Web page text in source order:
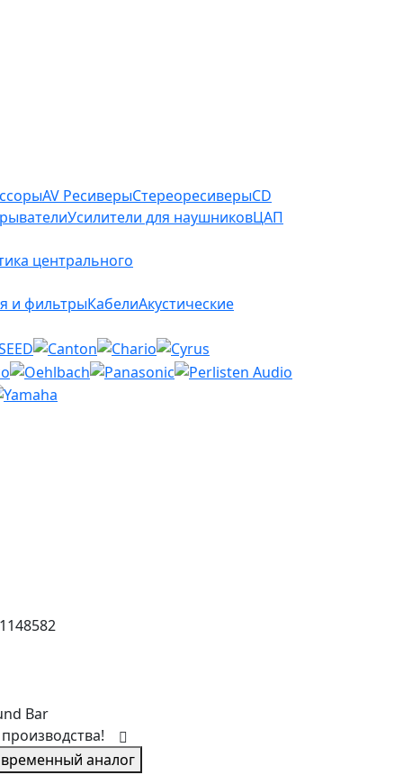
AV РесиверыСтереоресиверыCD
Усилители для наушниковЦАП
центрального
и фильтрыКабелиАкустические
1148582
Bar
аналог